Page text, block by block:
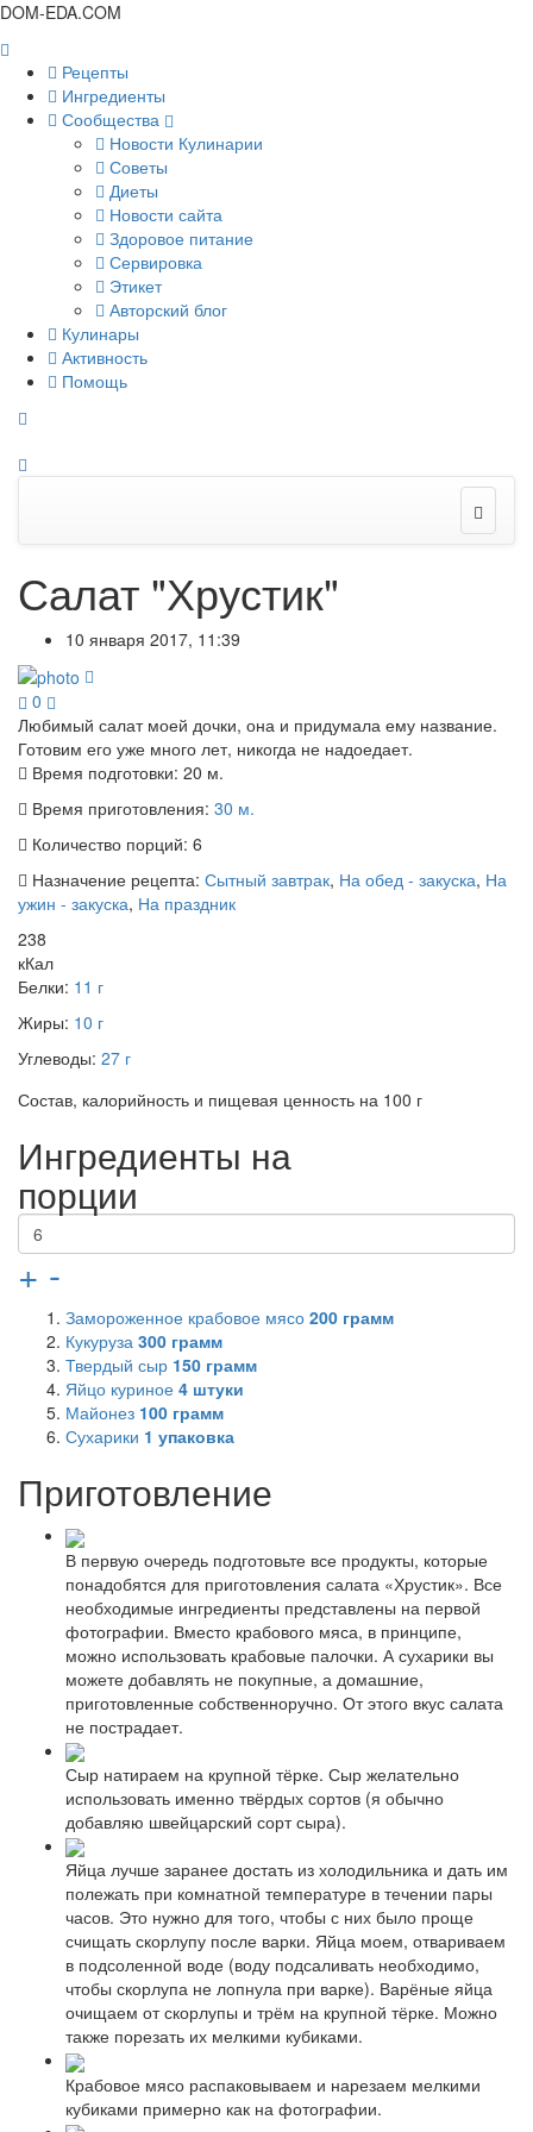
DOM-EDA.COM
Рецепты
Ингредиенты
Сообщества
Новости Кулинарии
Советы
Диеты
Новости сайта
Здоровое питание
Сервировка
Этикет
Авторский блог
Кулинары
Активность
Помощь
Салат "Хрустик"
10 января 2017, 11:39
0
Любимый салат моей дочки, она и придумала ему название.
Готовим его уже много лет, никогда не надоедает.
Время подготовки: 20 м.
Время приготовления: 30 м.
Количество порций: 6
Назначение рецепта: Сытный завтрак, На обед - закуска, На
ужин - закуска, На праздник
238
кКал
Белки: 11 г
Жиры: 10 г
Углеводы: 27 г
Состав, калорийность и пищевая ценность на 100 г
Ингредиенты на
порции
+ -
Замороженное крабовое мясо 200 грамм
Кукуруза 300 грамм
Твердый сыр 150 грамм
Яйцо куриное 4 штуки
Майонез 100 грамм
Сухарики 1 упаковка
Приготовление
В первую очередь подготовьте все продукты, которые
понадобятся для приготовления салата «Хрустик». Все
необходимые ингредиенты представлены на первой
фотографии. Вместо крабового мяса, в принципе,
можно использовать крабовые палочки. А сухарики вы
можете добавлять не покупные, а домашние,
приготовленные собственноручно. От этого вкус салата
не пострадает.
Сыр натираем на крупной тёрке. Сыр желательно
использовать именно твёрдых сортов (я обычно
добавляю швейцарский сорт сыра).
Яйца лучше заранее достать из холодильника и дать им
полежать при комнатной температуре в течении пары
часов. Это нужно для того, чтобы с них было проще
счищать скорлупу после варки. Яйца моем, отвариваем
в подсоленной воде (воду подсаливать необходимо,
чтобы скорлупа не лопнула при варке). Варёные яйца
очищаем от скорлупы и трём на крупной тёрке. Можно
также порезать их мелкими кубиками.
Крабовое мясо распаковываем и нарезаем мелкими
кубиками примерно как на фотографии.